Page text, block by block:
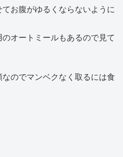
お腹がゆるくならないように
オートミールもあるので見て
のでマンベクなく取るには食